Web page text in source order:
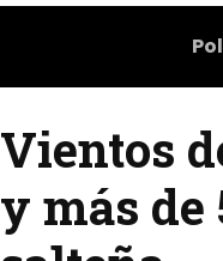
Vientos
y más